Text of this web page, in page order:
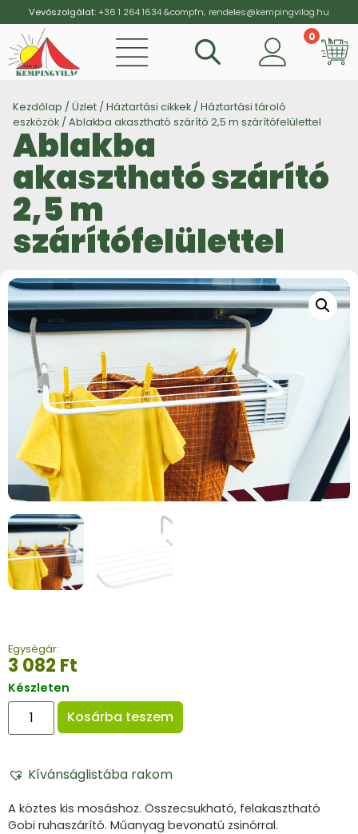
Vevőszolgálat:+36 1 264 1634&compfn; rendeles@kempingvilag.hu
0
Kezdőlap / Üzlet / Háztartási cikkek / Háztartási tároló
eszközök / Ablakba akasztható szárító 2,5 m szárítófelülettel
Ablakba
akasztható szárító
2,5 m
szárítófelülettel
Egységár:
3 082 Ft
Készleten
Kosárba teszem
Kívánságlistába rakom
A köztes kis mosáshoz. Összecsukható, felakasztható
Gobi ruhaszárító. Műanyag bevonatú zsinórral.